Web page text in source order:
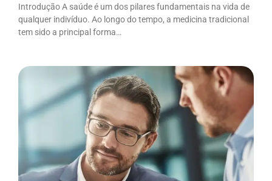
Introdução A saúde é um dos pilares fundamentais na vida de
qualquer indivíduo. Ao longo do tempo, a medicina tradicional
tem sido a principal forma…